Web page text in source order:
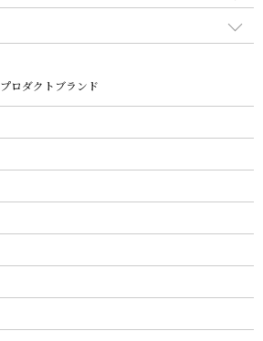
プロダクトブランド